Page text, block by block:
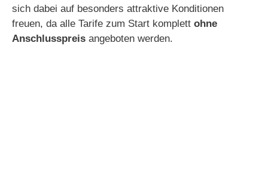
sich dabei auf besonders attraktive Konditionen
freuen, da alle Tarife zum Start komplett ohne
Anschlusspreis angeboten werden.